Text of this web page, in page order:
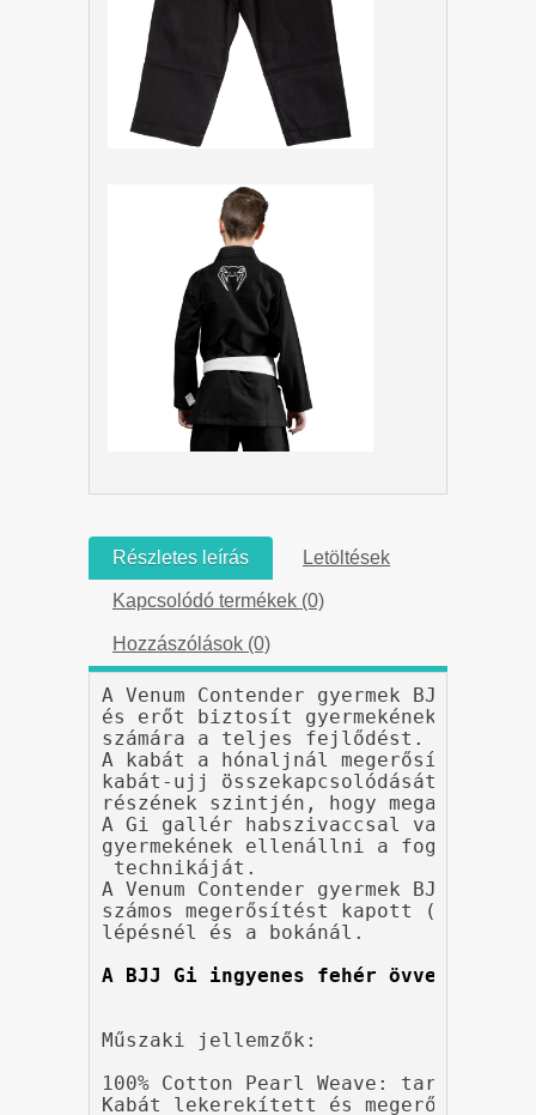
Részletes leírás Letöltések
Kapcsolódó termékek (0)
Hozzászólások (0)
A Venum Contender gyermek BJJ Gi
és erőt biztosít gyermekének,
számára a teljes fejlődést.
A kabát a hónaljnál megerősített,
kabát-ujj összekapcsolódását,
részének szintjén, hogy
A Gi gallér habszivaccsal van
gyermekének ellenállni a
technikáját.
A Venum Contender gyermek BJJ Gi
számos megerősítést kapott (6 sor
lépésnél és a bokánál.
A BJJ Gi ingyenes fehér övvel
Műszaki jellemzők:
100% Cotton Pearl Weave: tartósabb
Kabát lekerekített és megerősített